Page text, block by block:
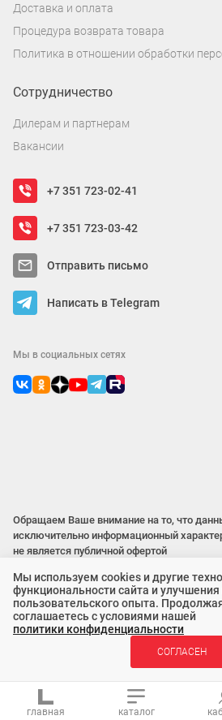
Доставка и оплата
Процедура возврата товара
Политика в отношении обработки
Сотрудничество
Дилерам и партнерам
Вакансии
+7 351 723-02-41
+7 351 723-03-42
Отправить письмо
Написать в Telegram
Мы в социальных сетях
Обращаем Ваше внимание на то, что
исключительно информационный
не является публичной офертой
2015 – 2026 © ООО «Локос»
главная каталог
Мы используем cookies и другие
функциональности сайта и
пользовательского опыта.
соглашаетесь с условиями нашей
политики конфиденциальности
СОГЛАСЕН